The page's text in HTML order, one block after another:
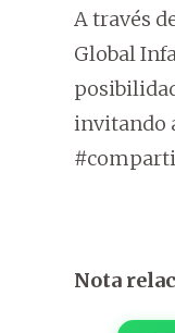
A través
Global
invitando
Nota